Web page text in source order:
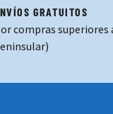
GRATUITOS
compras superiores